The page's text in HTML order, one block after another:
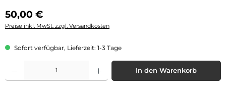
Regulärer Preis:
50,00 €
Preise inkl. MwSt. zzgl. Versandkosten
Sofort verfügbar, Lieferzeit: 1-3 Tage
Produkt Anzahl: Gib den gewünschten Wert ein oder benutze die
In den Warenkorb